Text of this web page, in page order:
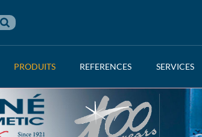
PRODUITS REFERENCES SERVICES